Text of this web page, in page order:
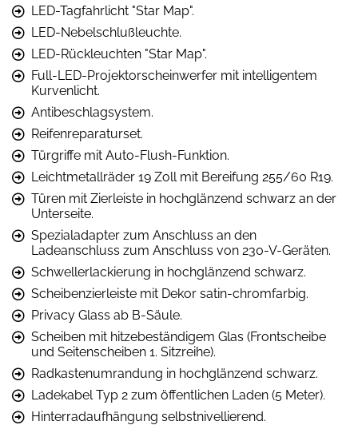
LED-Tagfahrlicht "Star Map".
LED-Nebelschlußleuchte.
LED-Rückleuchten "Star Map".
Full-LED-Projektorscheinwerfer mit intelligentem
Kurvenlicht.
Antibeschlagsystem.
Reifenreparaturset.
Türgriffe mit Auto-Flush-Funktion.
Leichtmetallräder 19 Zoll mit Bereifung 255/60 R19.
Türen mit Zierleiste in hochglänzend schwarz an der
Unterseite.
Spezialadapter zum Anschluss an den
Ladeanschluss zum Anschluss von 230-V-Geräten.
Schwellerlackierung in hochglänzend schwarz.
Scheibenzierleiste mit Dekor satin-chromfarbig.
Privacy Glass ab B-Säule.
Scheiben mit hitzebeständigem Glas (Frontscheibe
und Seitenscheiben 1. Sitzreihe).
Radkastenumrandung in hochglänzend schwarz.
Ladekabel Typ 2 zum öffentlichen Laden (5 Meter).
Hinterradaufhängung selbstnivellierend.